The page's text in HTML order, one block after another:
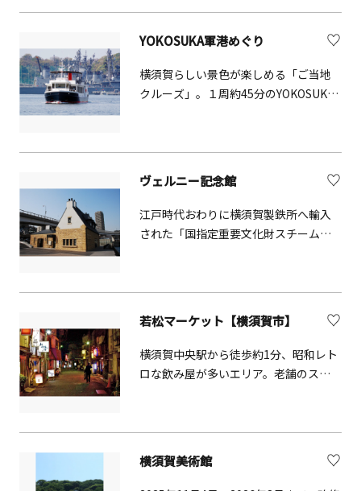
ます。※猿島公園内にはBBQコンロ・
炭・着火剤など火器の持ち込みはでき
ません。 島内のレンタルショップを
ご利用ください。
入れた公園です。 フランス式花壇を中
ンスのバラや神奈川にちなんだバラ
等、それぞれテーマ毎に分けられた約
130品種、約1,300株のバラが植えられ
ター】 2023年1月にオープンしたワー
留されている艦船を眺めながらご利用
いただけます。 【ヴェルニー記念館】
ています。子供たちが「重さ・エネル
験器具を設置したほか、産業の歴史が
分かる映像番組の上映や、横須賀製鉄
ュージアム ティボディエ邸】 横須賀製
鉄所副首長ジュール・セザール・クロ
ード・ティボディエの官舎で、
YOKOSUKA軍港めぐり
横須賀らしい景色が楽しめる「ご当地
クルーズ」。１周約45分のYOKOSUKA
ます。横須賀港は今から約170年前に米
国ペリー艦隊が上陸して以来、海軍港
として発展してきました。アメリカ海
軍施設（横須賀本港）と海上自衛隊の
司令部（長浦港）が置かれた港として
ヴェルニー記念館
江戸時代おわりに横須賀製鉄所へ輸入
された「国指定重要文化財スチームハ
遺産を紹介する映像、体験学習装置、
蒸気で動くスチームハンマーの模型な
ども展示しています。 併設サービス ■
観光案内所ヴェルニー記念館内の観光
案内所では、周辺観光やイベント情報
らではのグルメやグッズなどのお土産
若松マーケット【横須賀市】
横須賀中央駅から徒歩約1分、昭和レト
ロな飲み屋が多いエリア。老舗のスナ
ンデーをジンジャーエールで割ったカ
クテル「横須賀ブラジャー」の発祥の
地としても有名。
横須賀美術館